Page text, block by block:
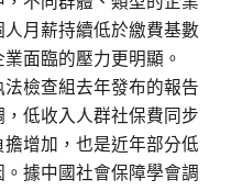
月薪持續低於繳費基數
面臨的壓力更明顯。
檢查組去年發布的報告
低收入人群社保費同步
增加，也是近年部分低
據中國社會保障學會調